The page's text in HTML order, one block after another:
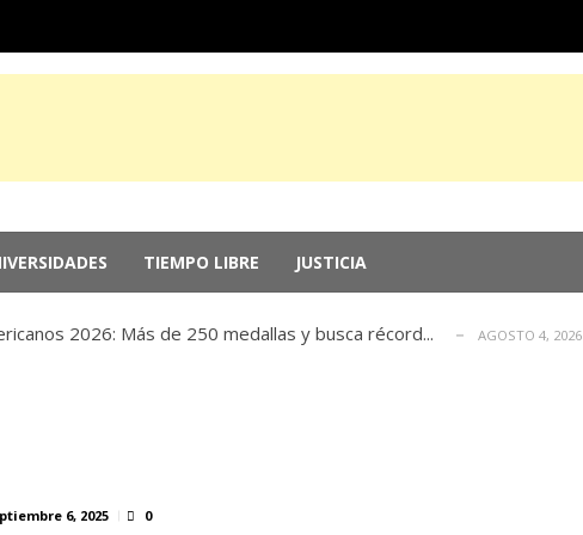
TIEMPO LIBRE JUSTICIA
la inversión; el Parlamento aprueba reformas ... JULIO 29, 2026
el sur de Japón y deja sin electricidad a mi...
tras el anuncio de tregua entre EU e Irán
2026: Más de 250 medallas y busca récord... AGOSTO 4, 2026
la inversión; el Parlamento aprueba reformas ...
2026: Más de 250 medallas y busca récord...
6, 2025 0